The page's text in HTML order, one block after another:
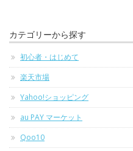
カテゴリーから探す
初心者・はじめて
楽天市場
Yahoo!ショッピング
au PAY マーケット
Qoo10